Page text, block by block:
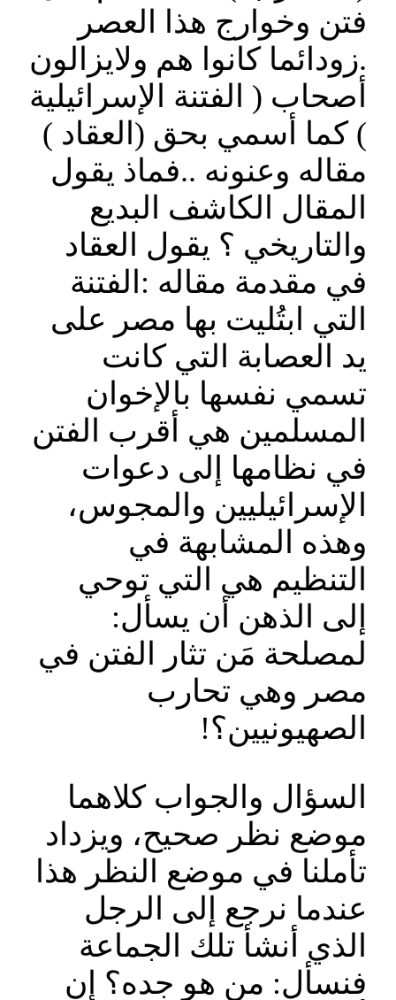
فتن وخوارج هذا العصر
.زودائما كانوا هم ولايزالون
أصحاب ( الفتنة الإسرائيلية
) كما أسمي بحق (العقاد )
مقاله وعنونه ..فماذ يقول
المقال الكاشف البديع
والتاريخي ؟ يقول العقاد
في مقدمة مقاله :الفتنة
التي ابتُليت بها مصر على
يد العصابة التي كانت
تسمي نفسها بالإخوان
المسلمين هي أقرب الفتن
في نظامها إلى دعوات
الإسرائيليين والمجوس،
وهذه المشابهة في
التنظيم هي التي توحي
إلى الذهن أن يسأل:
لمصلحة مَن تثار الفتن في
مصر وهي تحارب
الصهيونيين؟!
السؤال والجواب كلاهما
موضع نظر صحيح، ويزداد
تأملنا في موضع النظر هذا
عندما نرجع إلى الرجل
الذي أنشأ تلك الجماعة
فنسأل: من هو جده؟ إن